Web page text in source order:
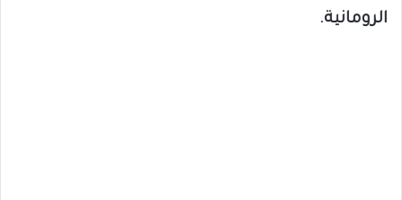
الرومانية.